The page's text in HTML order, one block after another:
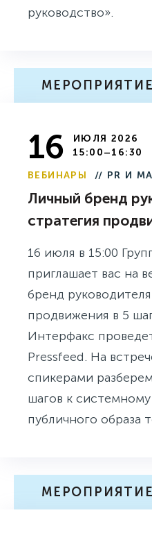
руководство».
16
ИЮЛЯ 2026
15:00–16:30
ВЕБИНАРЫ
// PR И
Личный бренд
стратегия
16 июля в 15:00
приглашает вас на
бренд
продвижения в 5
Интерфакс
Pressfeed. На
спикерами
шагов к
публичного образа